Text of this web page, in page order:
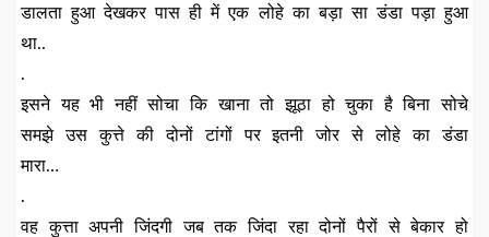
डालता हुआ देखकर पास ही में एक लोहे का बड़ा सा डंडा पड़ा हुआ
था..
.
इसने यह भी नहीं सोचा कि खाना तो झूठा हो चुका है बिना सोचे
समझे उस कुत्ते की दोनों टांगों पर इतनी जोर से लोहे का डंडा
मारा…
.
वह कुत्ता अपनी जिंदगी जब तक जिंदा रहा दोनों पैरों से बेकार हो